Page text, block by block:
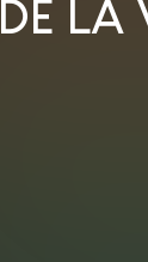
DE LA